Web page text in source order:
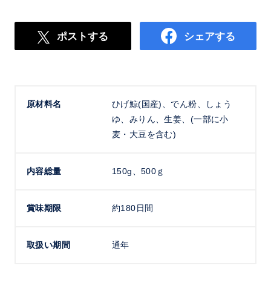
ポストする シェアする
原材料名
ひげ鯨(国産)、でん粉、しょう
ゆ、みりん、生姜、(一部に小
麦・大豆を含む)
内容総量 150g、500ｇ
賞味期限 約180日間
取扱い期間 通年